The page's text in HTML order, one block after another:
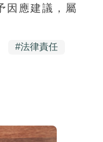
因應建議，屬
#法律責任